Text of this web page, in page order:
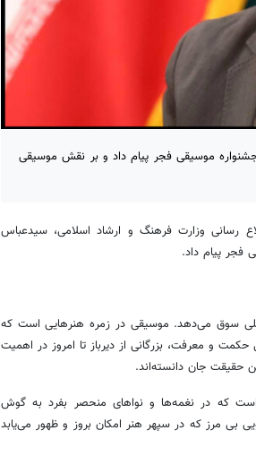
موسیقی فجر پیام داد و بر نقش موسیقی
رسانی وزارت فرهنگ و ارشاد اسلامی، سیدعباس
فجر پیام داد.
سوق می‌دهد. موسیقی در زمره هنرهایی است که
و معرفت، بزرگانی از دیرباز تا امروز در اهمیت
حقیقت جان دانسته‌اند.
که در نغمه‌ها و نواهای منحصر بفردبه گوش
بی مرز که در سپهر هنر امکان بروز و ظهور می‌یابد